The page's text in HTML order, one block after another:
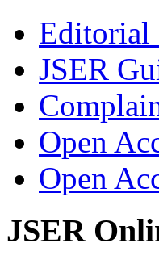
Editorial
JSER
Open
Open
JSER